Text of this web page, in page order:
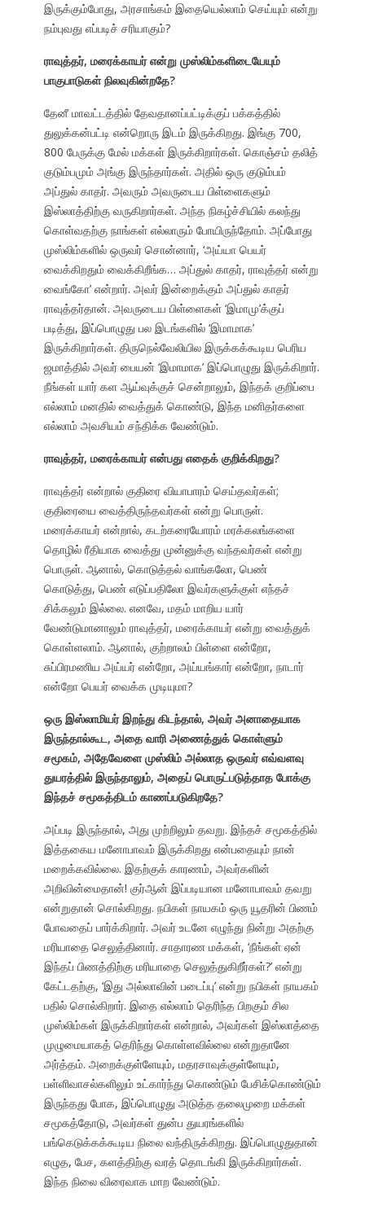
இருக்கும்போது, அரசாங்கம் இதையெல்லாம் செய்யும் என்று
நம்புவது எப்படிச் சரியாகும்?
ராவுத்தர், மரைக்காயர் என்று முஸ்லிம்களிடையேயும்
பாகுபாடுகள் நிலவுகின்றதே?
தேனீ மாவட்டத்தில் தேவதானப்பட்டிக்குப் பக்கத்தில்
துலுக்கன்பட்டி என்றொரு இடம் இருக்கிறது. இங்கு 700,
800 பேருக்கு மேல் மக்கள் இருக்கிறார்கள். கொஞ்சம் தலித்
குடும்பமும் அங்கு இருந்தார்கள். அதில் ஒரு குடும்பம்
அப்துல் காதர். அவரும் அவருடைய பிள்ளைகளும்
இஸ்லாத்திற்கு வருகிறார்கள். அந்த நிகழ்ச்சியில் கலந்து
கொள்வதற்கு நாங்கள் எல்லாரும் போயிருந்தோம். அப்போது
முஸ்லிம்களில் ஒருவர் சொன்னார், ‘அய்யா பெயர்
வைக்கிறதும் வைக்கிறீங்க… அப்துல் காதர், ராவுத்தர் என்று
வைங்கோ’ என்றார். அவர் இன்றைக்கும் அப்துல் காதர்
ராவுத்தர்தான். அவருடைய பிள்ளைகள் ‘இமாமு’க்குப்
படித்து, இப்பொழுது பல இடங்களில் ‘இமாமாக’
இருக்கிறார்கள். திருநெல்வேலியில இருக்கக்கூடிய பெரிய
ஜமாத்தில் அவர் பையன் ‘இமாமாக’ இப்பொழுது இருக்கிறார்.
நீங்கள் யார் கள ஆய்வுக்குச் சென்றாலும், இந்தக் குறிப்பை
எல்லாம் மனதில் வைத்துக் கொண்டு, இந்த மனிதர்களை
எல்லாம் அவசியம் சந்திக்க வேண்டும்.
ராவுத்தர், மரைக்காயர் என்பது எதைக் குறிக்கிறது?
ராவுத்தர் என்றால் குதிரை வியாபாரம் செய்தவர்கள்;
குதிரையை வைத்திருந்தவர்கள் என்று பொருள்.
மரைக்காயர் என்றால், கடற்கரையோரம் மரக்கலங்களை
தொழில் ரீதியாக வைத்து முன்னுக்கு வந்தவர்கள் என்று
பொருள். ஆனால், கொடுத்தல் வாங்கலோ, பெண்
கொடுத்து, பெண் எடுப்பதிலோ இவர்களுக்குள் எந்தச்
சிக்கலும் இல்லை. எனவே, மதம் மாறிய யார்
வேண்டுமானாலும் ராவுத்தர், மரைக்காயர் என்று வைத்துக்
கொள்ளலாம். ஆனால், குற்றாலம் பிள்ளை என்றோ,
சுப்பிரமணிய அய்யர் என்றோ, அய்யங்கார் என்றோ, நாடார்
என்றோ பெயர் வைக்க முடியுமா?
ஒரு இஸ்லாமியர் இறந்து கிடந்தால், அவர் அனாதையாக
இருந்தால்கூட, அதை வாரி அணைத்துக் கொள்ளும்
சமூகம், அதேவேளை முஸ்லிம் அல்லாத ஒருவர் எவ்வளவு
துயரத்தில் இருந்தாலும், அதைப் பொருட்படுத்தாத போக்கு
இந்தச் சமூகத்திடம் காணப்படுகிறதே?
அப்படி இருந்தால், அது முற்றிலும் தவறு. இந்தச் சமூகத்தில்
இத்தகைய மனோபாவம் இருக்கிறது என்பதையும் நான்
மறைக்கவில்லை. இதற்குக் காரணம், அவர்களின்
அறிவின்மைதான்! குர்ஆன் இப்படியான மனோபாவம் தவறு
என்றுதான் சொல்கிறது. நபிகள் நாயகம் ஒரு யூதரின் பிணம்
போவதைப் பார்க்கிறார். அவர் உடனே எழுந்து நின்று அதற்கு
மரியாதை செலுத்தினார். சாதாரண மக்கள், ‘நீங்கள் ஏன்
இந்தப் பிணத்திற்கு மரியாதை செலுத்துகிறீர்கள்?’ என்று
கேட்டதற்கு, ‘இது அல்லாவின் படைப்பு’ என்று நபிகள் நாயகம்
பதில் சொல்கிறார். இதை எல்லாம் தெரிந்த பிறகும் சில
முஸ்லிம்கள் இருக்கிறார்கள் என்றால், அவர்கள் இஸ்லாத்தை
முழுமையாகத் தெரிந்து கொள்ளவில்லை என்றுதானே
அர்த்தம். அறைக்குள்ளேயும், மதரசாவுக்குள்ளேயும்,
பள்ளிவாசல்களிலும் உட்கார்ந்து கொண்டும் பேசிக்கொண்டும்
இருந்தது போக, இப்பொழுது அடுத்த தலைமுறை மக்கள்
சமூகத்தோடு, அவர்கள் துன்ப துயரங்களில்
பங்கெடுக்கக்கூடிய நிலை வந்திருக்கிறது. இப்பொழுதுதான்
எழுத, பேச, களத்திற்கு வரத் தொடங்கி இருக்கிறார்கள்.
இந்த நிலை விரைவாக மாற வேண்டும்.